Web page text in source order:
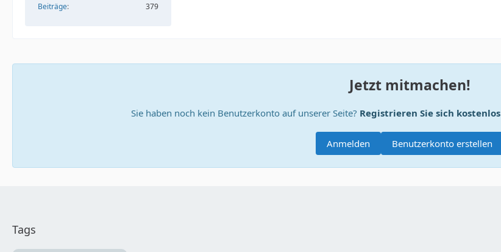
Beiträge
379
Jetzt mitmachen!
Sie haben noch kein Benutzerkonto auf unserer Seite? Registrieren Sie sich kostenlos
Benutzerkonto erstellen
Anmelden
Tags